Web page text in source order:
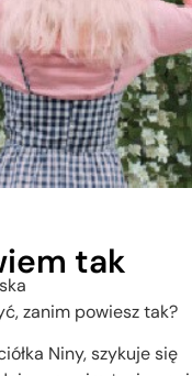
tak
zanim powiesz tak?
Niny, szykuje się